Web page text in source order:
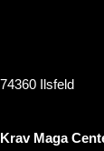
74360 Ilsfeld
Krav Maga